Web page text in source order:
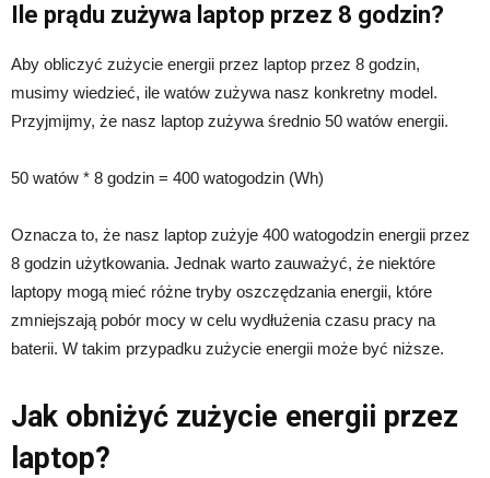
Ile prądu zużywa laptop przez 8 godzin?
Aby obliczyć zużycie energii przez laptop przez 8 godzin,
musimy wiedzieć, ile watów zużywa nasz konkretny model.
Przyjmijmy, że nasz laptop zużywa średnio 50 watów energii.
50 watów * 8 godzin = 400 watogodzin (Wh)
Oznacza to, że nasz laptop zużyje 400 watogodzin energii przez
8 godzin użytkowania. Jednak warto zauważyć, że niektóre
laptopy mogą mieć różne tryby oszczędzania energii, które
zmniejszają pobór mocy w celu wydłużenia czasu pracy na
baterii. W takim przypadku zużycie energii może być niższe.
Jak obniżyć zużycie energii przez
laptop?